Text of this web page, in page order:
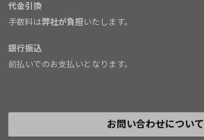
代金引換
手数料は弊社が負担いたします。
銀行振込
前払いでのお支払いとなります。
お問い合わせについて